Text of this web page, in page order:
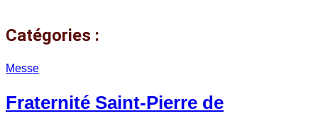
Catégories :
Messe
Fraternité Saint-Pierre de